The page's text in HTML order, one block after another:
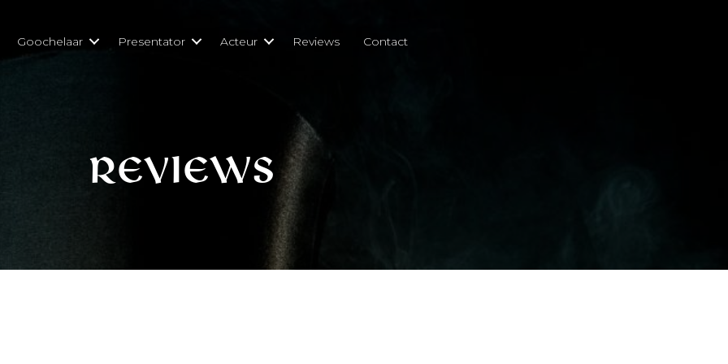
Goochelaar Presentator Acteur Reviews Contact
reviews